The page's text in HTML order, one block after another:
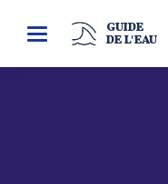
Toggle
GUIDE
DE L'EAU